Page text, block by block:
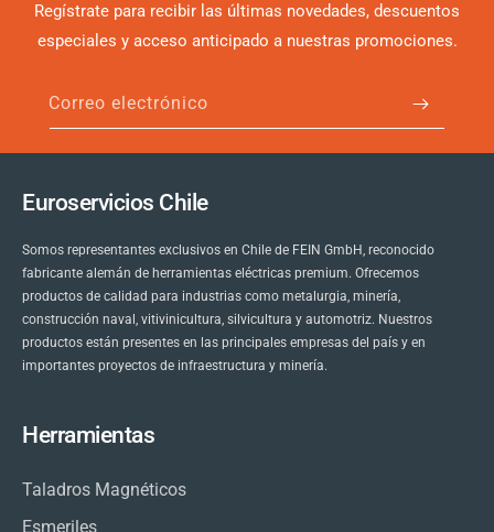
Regístrate para recibir las últimas novedades, descuentos
especiales y acceso anticipado a nuestras promociones.
Correo electrónico
Euroservicios Chile
Somos representantes exclusivos en Chile de FEIN GmbH, reconocido
fabricante alemán de herramientas eléctricas premium. Ofrecemos
productos de calidad para industrias como metalurgia, minería,
construcción naval, vitivinicultura, silvicultura y automotriz. Nuestros
productos están presentes en las principales empresas del país y en
importantes proyectos de infraestructura y minería.
Herramientas
Taladros Magnéticos
Esmeriles